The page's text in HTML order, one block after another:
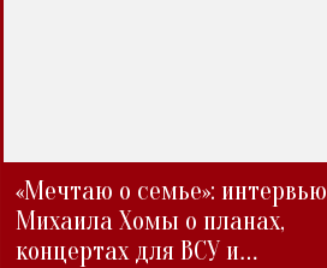
«Мечтаю о семье»: интервью
Михаила Хомы о планах,
концертах для ВСУ и